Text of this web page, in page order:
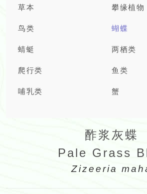
草本 攀缘植物
鸟类 蝴蝶
蜻蜓 两栖类
爬行类 鱼类
哺乳类 蟹
酢浆灰蝶
Pale Grass
Zizeeria